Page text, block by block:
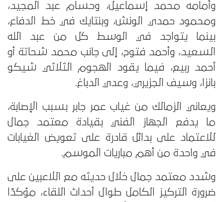
وأمامه محمد إسماعيل، وحسام عبد المجيد،
ومحمود حمدي الونش، وبنتايك في خط الدفاع،
بينما يتواجد في الوسط كل من عبد الله
السعيد، وأحمد فتوح، إلى جانب محمد شحاتة أو
أحمد ربيع، فيما يقود الهجوم الثلاثي شيكو
بانزا، وسيف الجزيري، وعدي الدباغ.
ويعاني الزمالك من غياب عمر جابر بسبب الإصابة،
ما يدفع الجهاز الفني بقيادة معتمد جمال
للاعتماد على بدائل قادرة على تعويض الغيابات
في واحدة من أهم مباريات الموسم.
وشدد معتمد جمال خلال حديثه مع اللاعبين على
ضرورة التركيز الكامل طوال أحداث اللقاء، مؤكدًا